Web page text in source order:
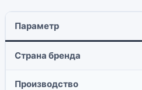
Параметр
Страна бренда
Производство